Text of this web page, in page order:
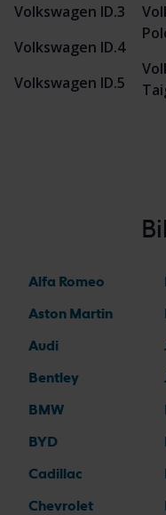
Volkswagen ID.3
Volkswagen ID.4
Volkswagen ID.5
Alfa Romeo
Aston Martin
Audi
Bentley
BMW
BYD
Cadillac
Chevrolet